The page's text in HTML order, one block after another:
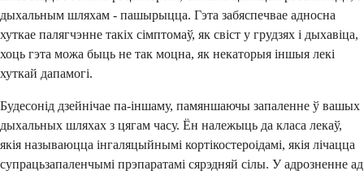
дыхальным шляхам - пашырыцца. Гэта забяспечвае адносна
хуткае палягчэнне такіх сімптомаў, як свіст у грудзях і дыхавіца,
хоць гэта можа быць не так моцна, як некаторыя іншыя лекі
хуткай дапамогі.
Будесонід дзейнічае па-іншаму, памяншаючы запаленне ў вашых
дыхальных шляхах з цягам часу. Ён належыць да класа лекаў,
якія называюцца інгаляцыйнымі кортікостероідамі, якія лічацца
супрацьзапаленчымі прэпаратамі сярэдняй сілы. У адрозненне ад